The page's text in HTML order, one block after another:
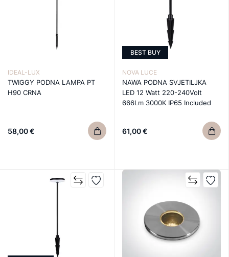
IDEAL-LUX
TWIGGY PODNA LAMPA PT
H90 CRNA
58,00 €
BEST BUY
NOVA LUCE
NAWA PODNA SVJETILJKA
LED 12 Watt 220-240Volt
666Lm 3000K IP65 Included
61,00 €